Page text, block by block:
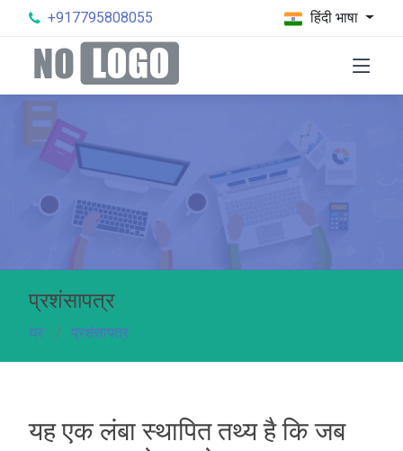
+917795808055 हिंदी भाषा
प्रशंसापत्र
घर प्रशंसापत्र
यह एक लंबा स्थापित तथ्य है कि जब